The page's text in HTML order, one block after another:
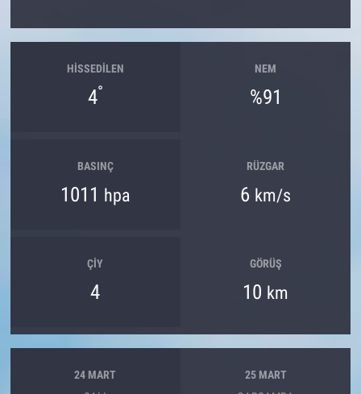
HISSEDILEN
4°
NEM
%91
BASINÇ
1011 hpa
RÜZGAR
6 km/s
ÇIY
4
GÖRÜŞ
10 km
24 MART 25 MART